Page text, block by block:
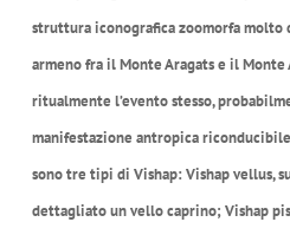
struttura iconografica zoomorfa
armeno fra il Monte Aragats e il
ritualmente l’evento stesso,
manifestazione antropica
sono tre tipi di Vishap: Vishap vellus,
dettagliato un vello caprino; Vishap